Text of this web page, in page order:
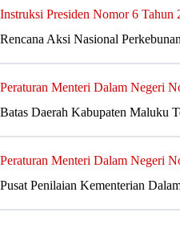
Instruksi Presiden Nomor 6 Tahun
Rencana Aksi Nasional
Peraturan Menteri Dalam Negeri
Batas Daerah Kabupaten Maluku
Peraturan Menteri Dalam Negeri
Pusat Penilaian Kementerian